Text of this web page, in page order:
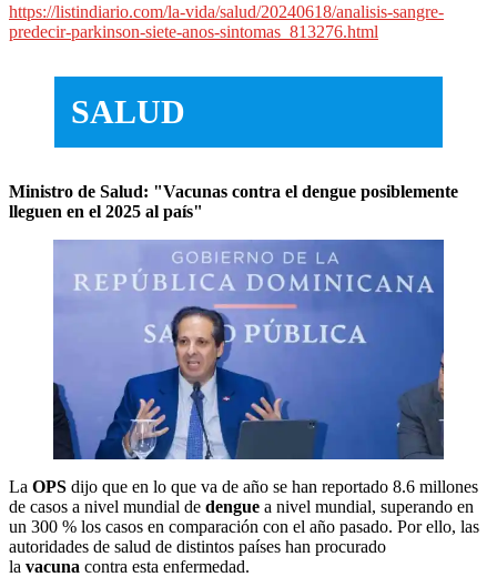
https://listindiario.com/la-vida/salud/20240618/analisis-sangre-
predecir-parkinson-siete-anos-sintomas_813276.html
SALUD
Ministro de Salud: "Vacunas contra el dengue posiblemente
lleguen en el 2025 al país"
La OPS dijo que en lo que va de año se han reportado 8.6 millones
de casos a nivel mundial de dengue a nivel mundial, superando en
un 300 % los casos en comparación con el año pasado. Por ello, las
autoridades de salud de distintos países han procurado
la vacuna contra esta enfermedad.